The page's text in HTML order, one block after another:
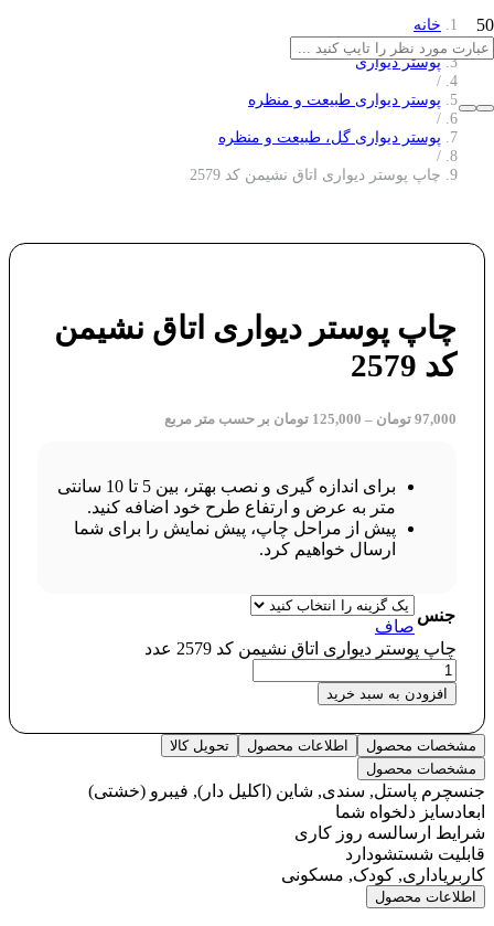
خانه
/
پوستر دیواری
/
پوستر دیواری طبیعت و منظره
/
پوستر دیواری گل، طبیعت و منظره
/
چاپ پوستر دیواری اتاق نشیمن کد 2579
چاپ پوستر دیواری اتاق نشیمن
کد 2579
97,000 تومان –
125,000 تومان بر حسب متر مربع
برای اندازه گیری و نصب بهتر، بین 5 تا 10 سانتی
متر به عرض و ارتفاع طرح خود اضافه کنید.
پیش از مراحل چاپ، پیش نمایش را برای شما
ارسال خواهیم کرد.
جنس
صاف
چاپ پوستر دیواری اتاق نشیمن کد 2579 عدد
افزودن به سبد خرید
مشخصات محصول اطلاعات محصول
تحویل کالا
مشخصات محصول
جنسچرم پاستل, سندی, شاین (اکلیل دار), فیبرو (خشتی)
ابعادسایز دلخواه شما
شرایط ارسالسه روز کاری
قابلیت شستشودارد
کاربریاداری, کودک, مسکونی
اطلاعات محصول